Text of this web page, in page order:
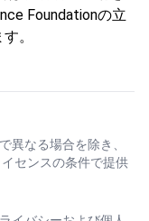
Foundationの立
。
異なる場合を除き、
センスの条件で提供